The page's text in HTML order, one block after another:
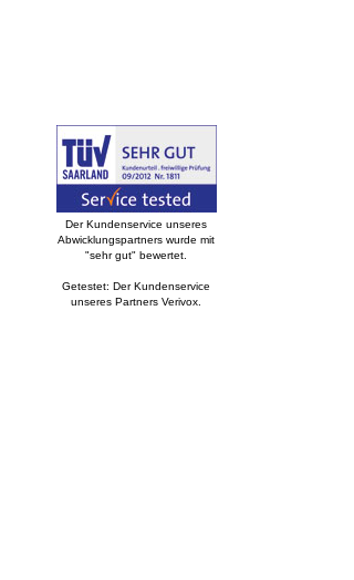
Der Kundenservice unseres
Abwicklungspartners wurde mit
"sehr gut" bewertet.
Getestet: Der Kundenservice
unseres Partners Verivox.